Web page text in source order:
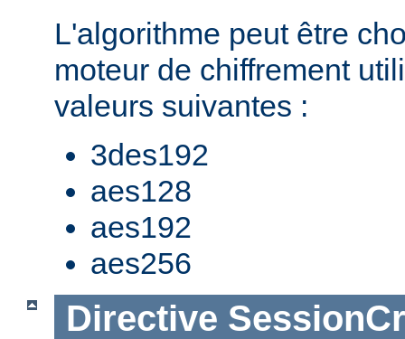
L'algorithme peut être
moteur de chiffrement
valeurs suivantes :
3des192
aes128
aes192
aes256
Directive